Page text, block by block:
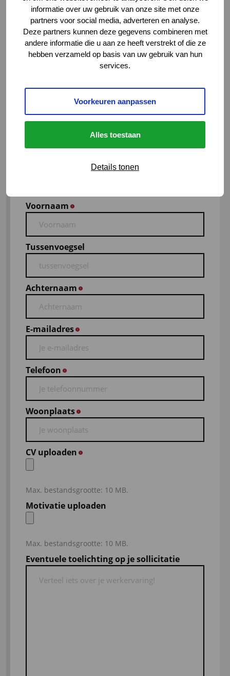
informatie over uw gebruik van onze site met onze
partners voor social media, adverteren en analyse.
Deze partners kunnen deze gegevens combineren met
andere informatie die u aan ze heeft verstrekt of die ze
hebben verzameld op basis van uw gebruik van hun
services.
Voorkeuren aanpassen
Alles toestaan
Details tonen
Helmond
MBO
Voornaam
Tussenvoegsel
Achternaam
E-mailadres
Telefoon
Woonplaats
CV uploaden
Max. bestandsgrootte: 10 MB.
Motivatie uploaden
Max. bestandsgrootte: 10 MB.
Eventuele toelichting op je sollicitatie
Senior Recruitment Consultant
+316 8377 2327
hmoens@vialogistics.nl